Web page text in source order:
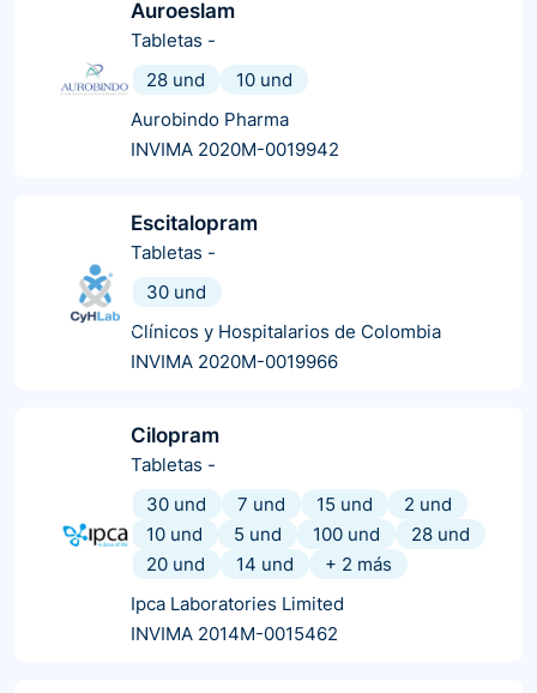
Auroeslam
Tabletas -
28 und
10 und
Aurobindo Pharma
INVIMA 2020M-0019942
Escitalopram
Tabletas -
30 und
Clínicos y Hospitalarios de Colombia
INVIMA 2020M-0019966
Cilopram
Tabletas -
30 und
7 und 15 und
2 und
10 und
5 und 100 und
28 und
20 und
14 und + 2 más
Ipca Laboratories Limited
INVIMA 2014M-0015462